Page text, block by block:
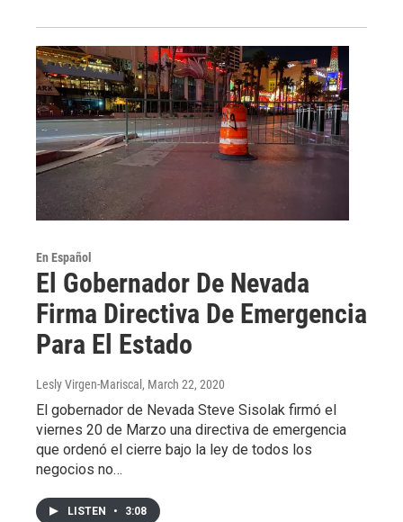
En Español
El Gobernador De Nevada
Firma Directiva De Emergencia
Para El Estado
Lesly Virgen-Mariscal , March 22, 2020
El gobernador de Nevada Steve Sisolak firmó el
viernes 20 de Marzo una directiva de emergencia
que ordenó el cierre bajo la ley de todos los
negocios no…
LISTEN • 3:08